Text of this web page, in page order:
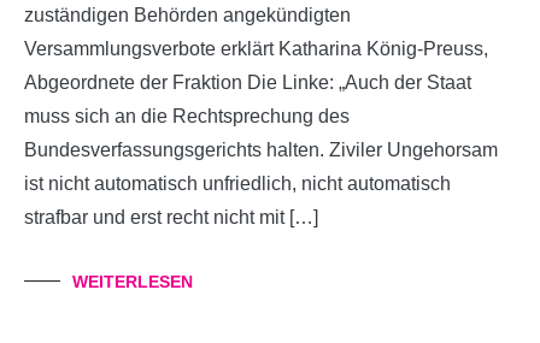
zuständigen Behörden angekündigten
Versammlungsverbote erklärt Katharina König-Preuss,
Abgeordnete der Fraktion Die Linke: „Auch der Staat
muss sich an die Rechtsprechung des
Bundesverfassungsgerichts halten. Ziviler Ungehorsam
ist nicht automatisch unfriedlich, nicht automatisch
strafbar und erst recht nicht mit […]
WEITERLESEN